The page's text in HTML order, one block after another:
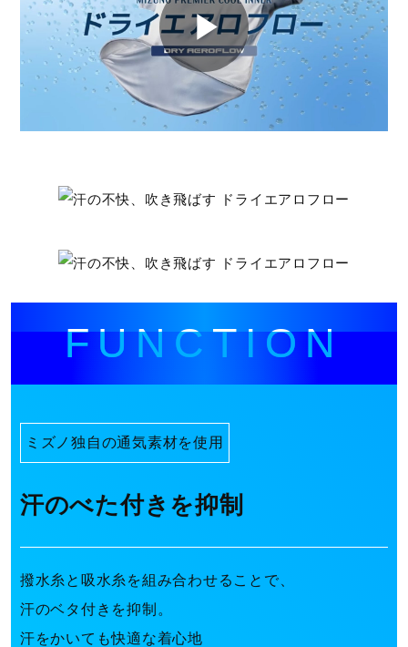
サイズ
M、L、LL
09：ブラック
発売シーズン
P
a
y
V
i
d
FUNCTION
ミズノ独自の通気素材を使用
汗のべた付きを抑制
撥水糸と吸水糸を組み合わせることで、
汗のベタ付きを抑制。
汗をかいても快適な着心地